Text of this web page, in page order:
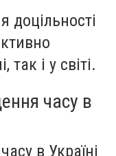
доцільності
і у світі.
часу в
в Україні